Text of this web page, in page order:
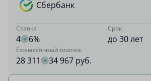
Сбербанк
Ставка
4 6%
Срок
до 30 лет
Ежемесячный платеж
28 311 34 967 руб.